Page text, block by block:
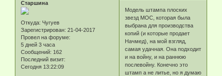
Старшина
Откуда: Чугуев
Зарегистрирован: 21-04-2017
Провел на форуме:
5 дней 3 часа
Сообщений: 162
Последний визит:
Сегодня 13:22:09
Модель штампа плоских
звезд МОС, которая была
выбрана для производства
копий (и которые продает
Начмед), на мой взгляд,
самая удачная. Она подходит
и на войну, и на раннюю
послевойну. Конечно это
штамп а не литье, но я думаю